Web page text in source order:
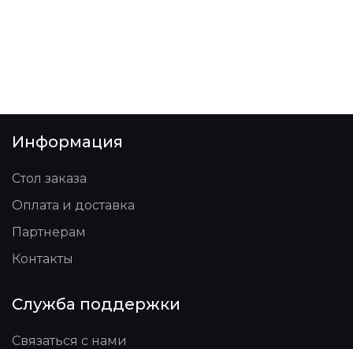
Информация
Стол заказа
Оплата и доставка
Партнерам
Контакты
Служба поддержки
Связаться с нами